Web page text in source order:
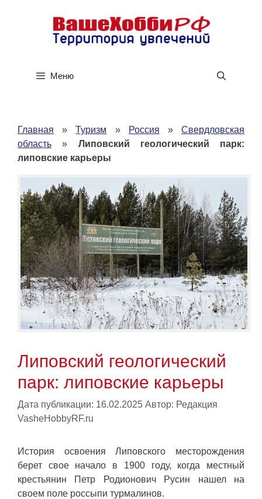
содержимому
Меню
Главная »Туризм » Россия »Свердловская
область » Липовский геологический парк:
липовские карьеры
Липовский геологический
парк: липовские карьеры
Дата публикации: 16.02.2025 Автор: Редакция
VasheHobbyRF.ru
История освоения Липовского месторождения
берет свое начало в 1900 году, когда местный
крестьянин Петр Родионович Русин нашел на
своем поле россыпи турмалинов.